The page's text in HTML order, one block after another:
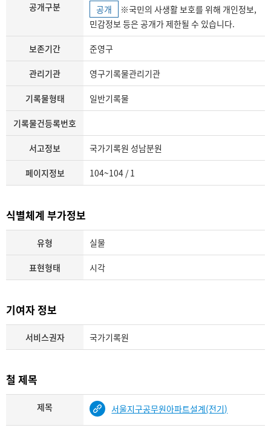
공개구분 공개
민감정보 등은 공개가 제한될 수 있습니다.
보존기간 준영구
관리기관 영구기록물관리기관
기록물형태 일반기록물
기록물건등록번호
서고정보 국가기록원 성남분원
페이지정보 104~104 / 1
식별체계 부가정보
유형 실물
표현형태 시각
기여자 정보
서비스권자 국가기록원
철 제목
제목 서울지구공무원아파트설계(전기)